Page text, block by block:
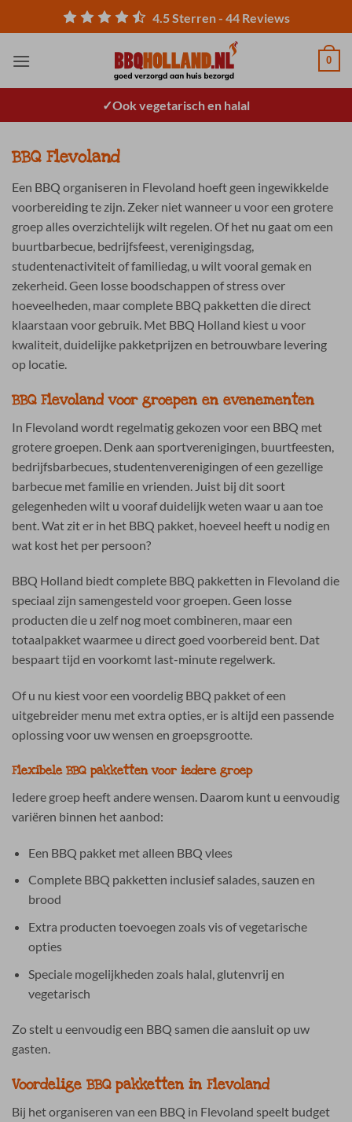
naar
4.5Sterren - 44Reviews
0
Ook vegetarisch en halal
BBQ Flevoland
Een BBQ organiseren in Flevoland hoeft geen ingewikkelde
voorbereiding te zijn. Zeker niet wanneer u voor een grotere
groep alles overzichtelijk wilt regelen. Of het nu gaat om een
buurtbarbecue, bedrijfsfeest, verenigingsdag,
studentenactiviteit of familiedag, u wilt vooral gemak en
zekerheid. Geen losse boodschappen of stress over
hoeveelheden, maar complete BBQ pakketten die direct
klaarstaan voor gebruik. Met BBQ Holland kiest u voor
kwaliteit, duidelijke pakketprijzen en betrouwbare levering
op locatie.
BBQ Flevoland voor groepen en evenementen
In Flevoland wordt regelmatig gekozen voor een BBQ met
grotere groepen. Denk aan sportverenigingen, buurtfeesten,
bedrijfsbarbecues, studentenverenigingen of een gezellige
barbecue met familie en vrienden. Juist bij dit soort
gelegenheden wilt u vooraf duidelijk weten waar u aan toe
bent. Wat zit er in het BBQ pakket, hoeveel heeft u nodig en
wat kost het per persoon?
BBQ Holland biedt complete BBQ pakketten in Flevoland die
speciaal zijn samengesteld voor groepen. Geen losse
producten die u zelf nog moet combineren, maar een
totaalpakket waarmee u direct goed voorbereid bent. Dat
bespaart tijd en voorkomt last-minute regelwerk.
Of u nu kiest voor een voordelig BBQ pakket of een
uitgebreider menu met extra opties, er is altijd een passende
oplossing voor uw wensen en groepsgrootte.
Flexibele BBQ pakketten voor iedere groep
Iedere groep heeft andere wensen. Daarom kunt u eenvoudig
variëren binnen het aanbod:
Een BBQ pakket met alleen BBQ vlees
Complete BBQ pakketten inclusief salades, sauzen en
brood
Extra producten toevoegen zoals vis of vegetarische
opties
Speciale mogelijkheden zoals halal, glutenvrij en
vegetarisch
Zo stelt u eenvoudig een BBQ samen die aansluit op uw
gasten.
Voordelige BBQ pakketten in Flevoland
Bij het organiseren van een BBQ in Flevoland speelt budget